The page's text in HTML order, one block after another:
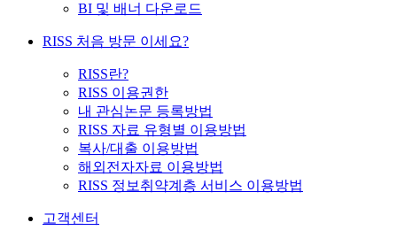
BI 및 배너 다운로드
RISS 처음 방문 이세요?
RISS란?
RISS 이용권한
내 관심논문 등록방법
RISS 자료 유형별 이용방법
복사/대출 이용방법
해외전자자료 이용방법
RISS 정보취약계층 서비스 이용방법
고객센터